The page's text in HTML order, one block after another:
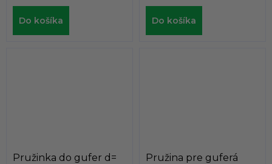
Do košíka Do košíka
Pružinka do gufer d=
Pružina pre guferá